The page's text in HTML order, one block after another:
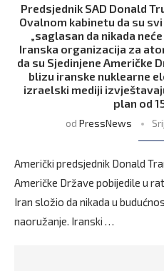
Predsjednik SAD Donald
Ovalnom kabinetu da su
„saglasan da nikada
Iranska organizacija za
da su Sjedinjene Američke
blizu iranske nuklearne
izraelski mediji
plan od
od PressNews
Američki predsjednik Donald
Američke Države pobijedile u
Iran složio da nikada u
naoružanje. Iranski …